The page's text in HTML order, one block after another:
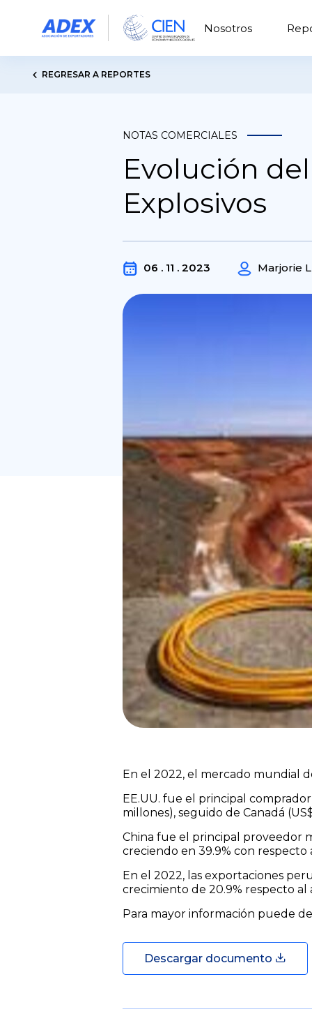
Nosotros
REGRESAR A REPORTES
NOTAS COMERCIALES
Evolución
Explosivos
06 . 11 . 2023 Marjorie
En el 2022, el mercado mundial
EE.UU. fue el principal
millones), seguido de Canadá
China fue el principal proveedor
creciendo en 39.9% con respecto
En el 2022, las exportaciones
crecimiento de 20.9% respecto al
Para mayor información puede
Descargar documento